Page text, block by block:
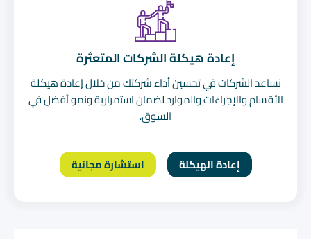
إعادة هيكلة الشركات المتعثرة
نساعد الشركات في تحسين أداء شركتك من خلال إعادة هيكلة
الأقسام والإجراءات والموارد لضمان استمرارية ونمو أفضل في
السوق.
إعادة الهيكلة استشارة مجانية